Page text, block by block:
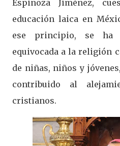
Espinoza Jiménez,
educación laica en
ese principio, se ha
equivocada a la religión
de niñas, niños y
contribuido al
cristianos.